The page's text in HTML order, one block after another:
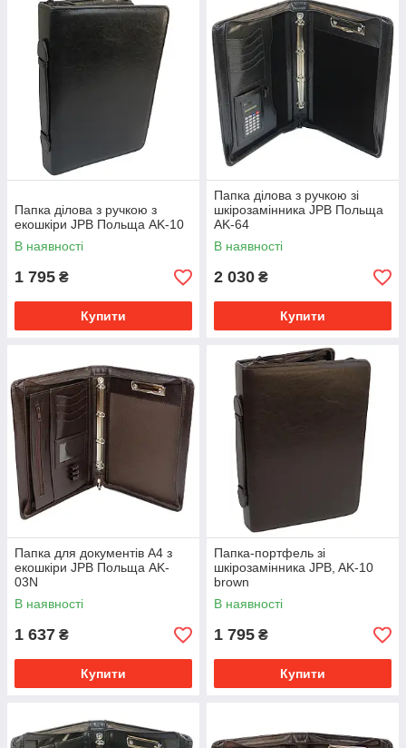
Папка ділова з ручкою з
екошкіри JPB Польща AK-10
В наявності
1 795 ₴
Купити
Папка ділова з ручкою зі
шкірозамінника JPB Польща
AK-64
В наявності
2 030 ₴
Купити
Папка для документів A4 з
екошкіри JPB Польща AK-
03N
В наявності
1 637 ₴
Купити
Папка-портфель зі
шкірозамінника JPB, AK-10
brown
В наявності
1 795 ₴
Купити